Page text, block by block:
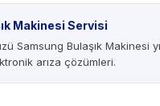
Makinesi Servisi
Samsung Bulaşık Makinesi
arıza çözümleri.